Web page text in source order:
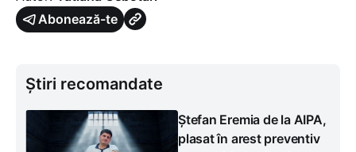
Abonează-te
Știri recomandate
Ștefan Eremia de la AIPA,
plasat în arest preventiv